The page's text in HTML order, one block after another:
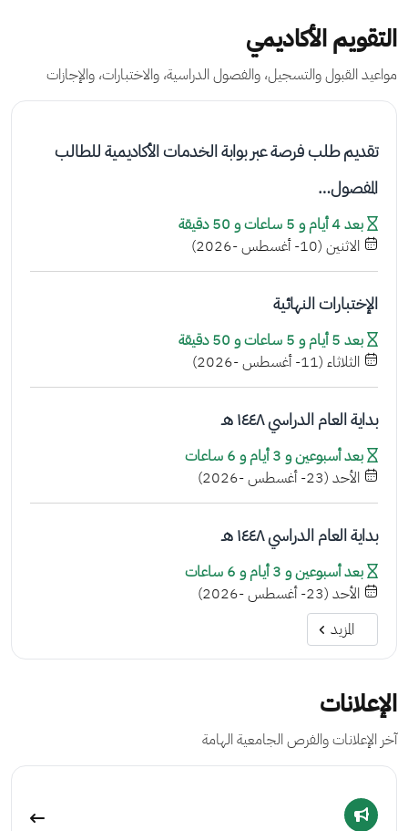
التقويم الأكاديمي
مواعيد القبول والتسجيل، والفصول الدراسية، والاختبارات، والإجازات
تقديم طلب فرصة عبر بوابة الخدمات الأكاديمية للطالب
المفصول…
بعد 4 أيام و 5 ساعات و 50 دقيقة
الاثنين (10- أغسطس -2026)
الإختبارات النهائية
بعد 5 أيام و 5 ساعات و 50 دقيقة
الثلاثاء (11- أغسطس -2026)
بداية العام الدراسي ١٤٤٨ هـ
بعد أسبوعين و 3 أيام و 6 ساعات
الأحد (23- أغسطس -2026)
بداية العام الدراسي ١٤٤٨ هـ
بعد أسبوعين و 3 أيام و 6 ساعات
الأحد (23- أغسطس -2026)
المزيد
الإعلانات
آخر الإعلانات والفرص الجامعية الهامة